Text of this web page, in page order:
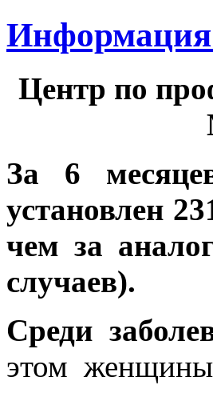
Информация
Центр по
За 6
установлен
чем за
случаев).
Среди
этом женщины